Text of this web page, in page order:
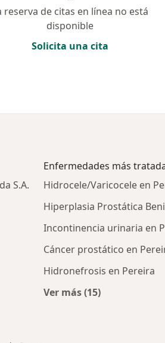
reserva de citas en línea no está
disponible
Solicita una cita
S.A.
Enfermedades más
Hidrocele/Varicocele en
Hiperplasia Prostática
Incontinencia urinaria en
Cáncer prostático en
Hidronefrosis en Pereira
Ver más (15)